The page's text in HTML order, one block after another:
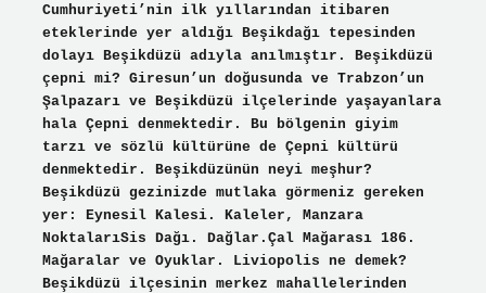
Cumhuriyeti’nin ilk yıllarından itibaren
eteklerinde yer aldığı Beşikdağı tepesinden
dolayı Beşikdüzü adıyla anılmıştır. Beşikdüzü
çepni mi? Giresun’un doğusunda ve Trabzon’un
Şalpazarı ve Beşikdüzü ilçelerinde yaşayanlara
hala Çepni denmektedir. Bu bölgenin giyim
tarzı ve sözlü kültürüne de Çepni kültürü
denmektedir. Beşikdüzünün neyi meşhur?
Beşikdüzü gezinizde mutlaka görmeniz gereken
yer: Eynesil Kalesi. Kaleler, Manzara
NoktalarıSis Dağı. Dağlar.Çal Mağarası 186.
Mağaralar ve Oyuklar. Liviopolis ne demek?
Beşikdüzü ilçesinin merkez mahallelerinden